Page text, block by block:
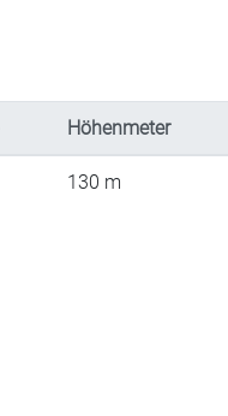
Höhenmeter
130 m